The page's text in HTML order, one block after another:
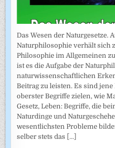
Das Wesen der Naturgesetze.
Naturphilosophie verhält sich
Philosophie im Allgemeinen
ist es die Aufgabe der
naturwissenschaftlichen
Beitrag zu leisten. Es sind
oberster Begriffe zielen, wie
Gesetz, Leben: Begriffe, die
Naturdinge und
wesentlichsten Probleme
selber stets das [...]